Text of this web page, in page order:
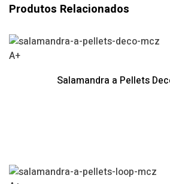
Produtos Relacionados
A+
Salamandra a Pellets